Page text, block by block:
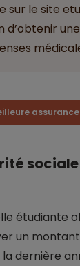
sur le site
étudiante
un
dernière